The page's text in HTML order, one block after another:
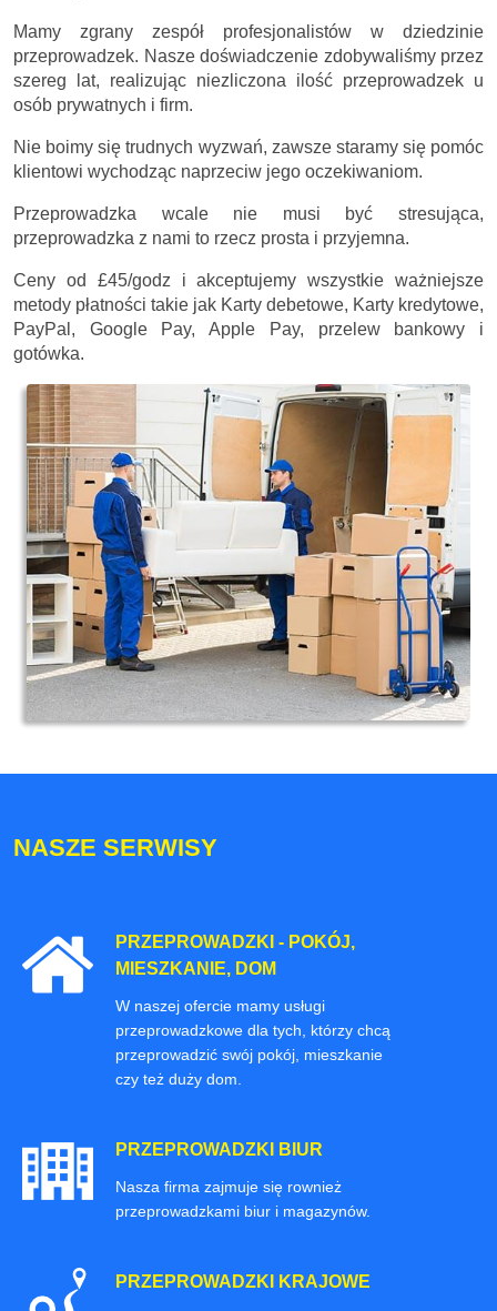
Mamy zgrany zespół profesjonalistów w dziedzinie
przeprowadzek. Nasze doświadczenie zdobywaliśmy przez
szereg lat, realizując niezliczona ilość przeprowadzek u
osób prywatnych i firm.
Nie boimy się trudnych wyzwań, zawsze staramy się pomóc
klientowi wychodząc naprzeciw jego oczekiwaniom.
Przeprowadzka wcale nie musi być stresująca,
przeprowadzka z nami to rzecz prosta i przyjemna.
Ceny od £45/godz i akceptujemy wszystkie ważniejsze
metody płatności takie jak Karty debetowe, Karty kredytowe,
PayPal, Google Pay, Apple Pay, przelew bankowy i
gotówka.
NASZE SERWISY
PRZEPROWADZKI - POKÓJ,
MIESZKANIE, DOM
W naszej ofercie mamy usługi
przeprowadzkowe dla tych, którzy chcą
przeprowadzić swój pokój, mieszkanie
czy też duży dom.
PRZEPROWADZKI BIUR
Nasza firma zajmuje się rownież
przeprowadzkami biur i magazynów.
PRZEPROWADZKI KRAJOWE